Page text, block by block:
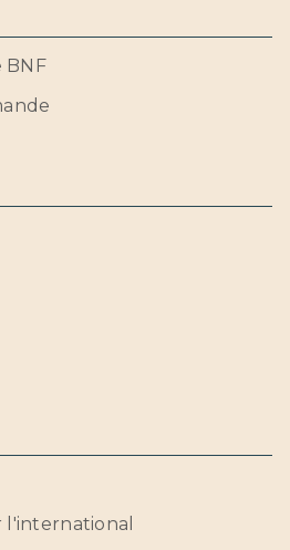
BNF
l'international